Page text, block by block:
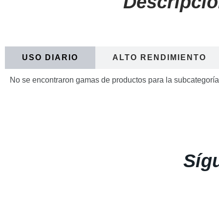
USO DIARIO ALTO RENDIMIENTO
No se encontraron gamas de productos para la